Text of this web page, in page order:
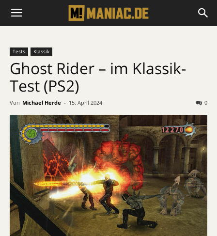
Tests Klassik
Ghost Rider – im Klassik-
Test (PS2)
Von Michael Herde - 15. April 2024 0